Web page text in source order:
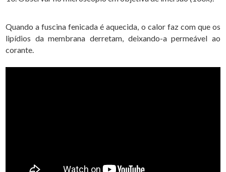
Quando a fuscina fenicada é aquecida, o calor faz com que os
lipídios da membrana derretam, deixando-a permeável ao
corante.